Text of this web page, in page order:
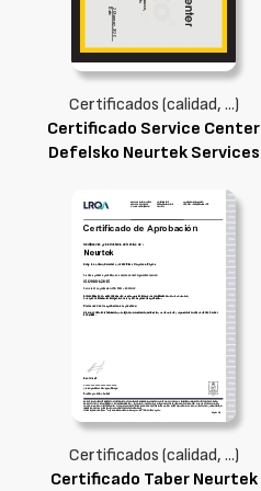
Certificados (calidad, ...)
Certificado Service Center
Defelsko Neurtek Services
Certificados (calidad, ...)
Certificado Taber Neurtek